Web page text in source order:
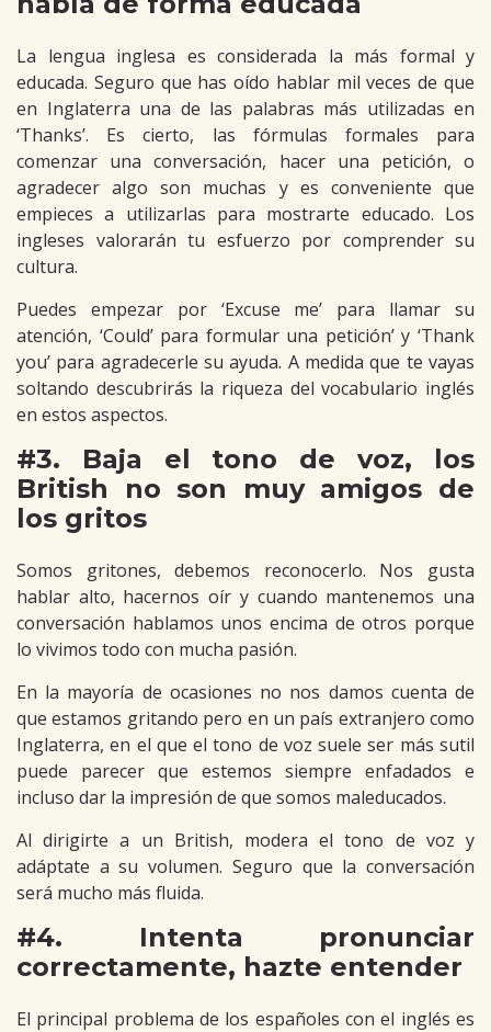
La lengua inglesa es considerada la más formal y
educada. Seguro que has oído hablar mil veces de que
en Inglaterra una de las palabras más utilizadas en
‘Thanks’. Es cierto, las fórmulas formales para
comenzar una conversación, hacer una petición, o
agradecer algo son muchas y es conveniente que
empieces a utilizarlas para mostrarte educado. Los
ingleses valorarán tu esfuerzo por comprender su
cultura.
Puedes empezar por ‘Excuse me’ para llamar su
atención, ‘Could’ para formular una petición’ y ‘Thank
you’ para agradecerle su ayuda. A medida que te vayas
soltando descubrirás la riqueza del vocabulario inglés
en estos aspectos.
#3. Baja el tono de voz, los
British no son muy amigos de
los gritos
Somos gritones, debemos reconocerlo. Nos gusta
hablar alto, hacernos oír y cuando mantenemos una
conversación hablamos unos encima de otros porque
lo vivimos todo con mucha pasión.
En la mayoría de ocasiones no nos damos cuenta de
que estamos gritando pero en un país extranjero como
Inglaterra, en el que el tono de voz suele ser más sutil
puede parecer que estemos siempre enfadados e
incluso dar la impresión de que somos maleducados.
Al dirigirte a un British, modera el tono de voz y
adáptate a su volumen. Seguro que la conversación
será mucho más fluida.
#4. Intenta pronunciar
correctamente, hazte entender
El principal problema de los españoles con el inglés es